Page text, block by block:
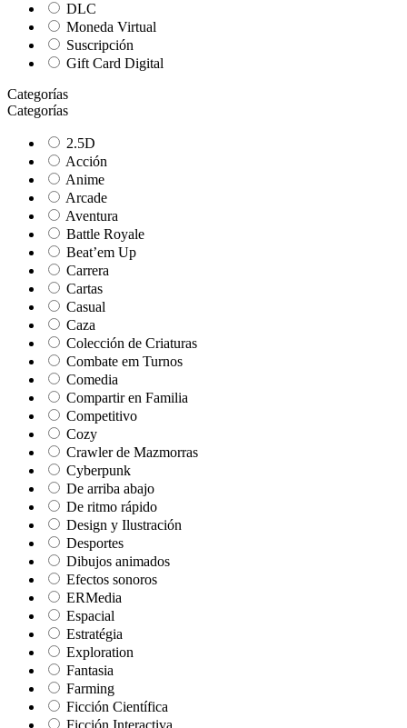
DLC
Moneda Virtual
Suscripción
Gift Card Digital
Categorías
Categorías
2.5D
Acción
Anime
Arcade
Aventura
Battle Royale
Beat’em Up
Carrera
Cartas
Casual
Caza
Colección de Criaturas
Combate em Turnos
Comedia
Compartir en Familia
Competitivo
Cozy
Crawler de Mazmorras
Cyberpunk
De arriba abajo
De ritmo rápido
Design y Ilustración
Desportes
Dibujos animados
Efectos sonoros
ERMedia
Espacial
Estratégia
Exploration
Fantasia
Farming
Ficción Científica